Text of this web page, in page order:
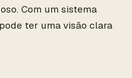
Com um sistema
ter uma visão clara